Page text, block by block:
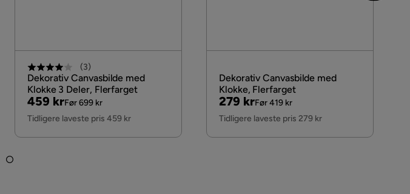
(3)
Dekorativ Canvasbilde med
Klokke 3 Deler, Flerfarget
Pris
459 kr
Original
Pris
Før 699 kr
Tidligere laveste pris 459 kr
Dekorativ Canvasbilde med
Klokke, Flerfarget
Pris
279 kr
Original
Pris
Før 419 kr
Tidligere laveste pris 279 kr